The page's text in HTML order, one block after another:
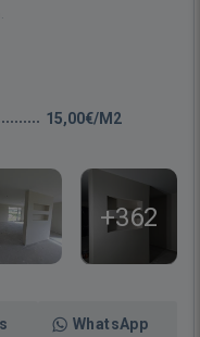
15,00€/M2
+362
WhatsApp